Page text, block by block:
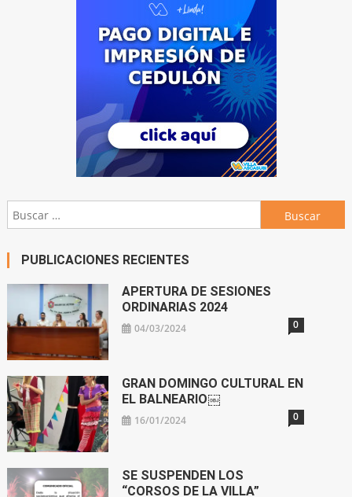
Buscar:
PUBLICACIONES RECIENTES
APERTURA DE SESIONES
ORDINARIAS 2024
04/03/2024 0
GRAN DOMINGO CULTURAL EN
EL BALNEARIO￼
16/01/2024 0
SE SUSPENDEN LOS
“CORSOS DE LA VILLA”